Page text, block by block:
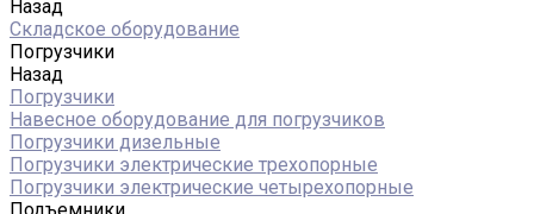
Назад
Складское оборудование
Погрузчики
Назад
Погрузчики
Навесное оборудование для погрузчиков
Погрузчики дизельные
Погрузчики электрические трехопорные
Погрузчики электрические четырехопорные